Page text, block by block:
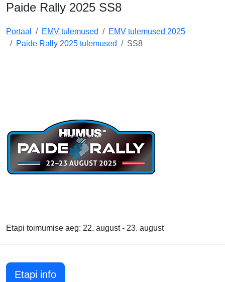
Paide Rally 2025 SS8
Portaal EMV tulemused
EMV tulemused 2025
Paide Rally 2025 tulemused
SS8
Etapi toimumise aeg: 22. august - 23. august
Etapi info